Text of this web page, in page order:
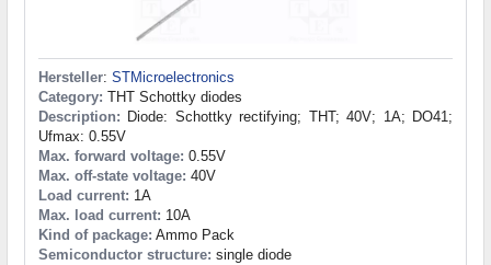
Hersteller: STMicroelectronics
Category: THT Schottky diodes
Description: Diode: Schottky rectifying; THT; 40V; 1A; DO41;
Ufmax: 0.55V
Max. forward voltage: 0.55V
Max. off-state voltage: 40V
Load current: 1A
Max. load current: 10A
Kind of package: Ammo Pack
Semiconductor structure: single diode